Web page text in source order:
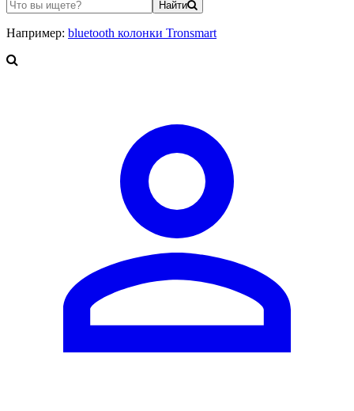
Найти
Например: bluetooth колонки Tronsmart